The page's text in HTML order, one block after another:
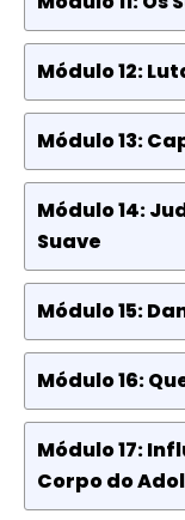
Módulo 12:
Módulo 13:
Módulo 14:
Suave
Módulo 15:
Módulo 16:
Módulo 17:
Corpo do